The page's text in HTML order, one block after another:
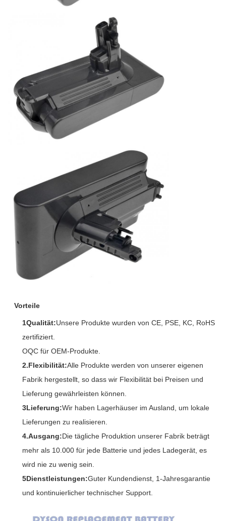
Vorteile
1Qualität:Unsere Produkte wurden von CE, PSE, KC, RoHS
zertifiziert.
OQC für OEM-Produkte.
2.Flexibilität:Alle Produkte werden von unserer eigenen
Fabrik hergestellt, so dass wir Flexibilität bei Preisen und
Lieferung gewährleisten können.
3Lieferung:Wir haben Lagerhäuser im Ausland, um lokale
Lieferungen zu realisieren.
4.Ausgang:Die tägliche Produktion unserer Fabrik beträgt
mehr als 10.000 für jede Batterie und jedes Ladegerät, es
wird nie zu wenig sein.
5Dienstleistungen:Guter Kundendienst, 1-Jahresgarantie
und kontinuierlicher technischer Support.